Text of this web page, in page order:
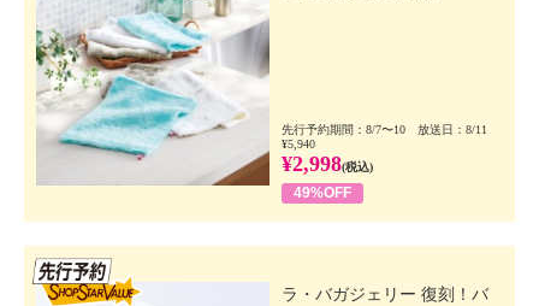
先行予約期間：8/7〜10 放送日：8/11
¥5,940
¥2,998(税込)
49%OFF
ラ・バガジェリー 復刻！バ